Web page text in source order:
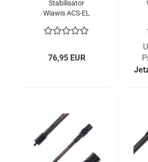
Stabilisator
Wiawis ACS-EL
76,95 EUR